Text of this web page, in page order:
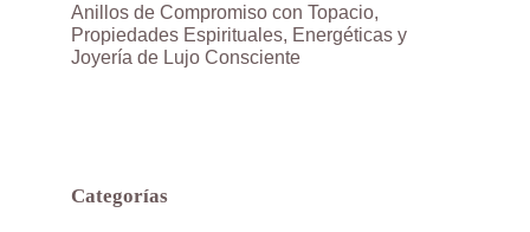
Anillos de Compromiso con Topacio,
Propiedades Espirituales, Energéticas y
Joyería de Lujo Consciente
Categorías